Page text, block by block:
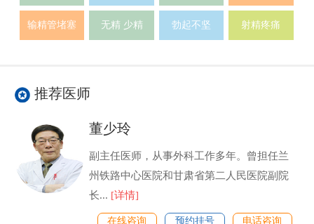
输精管堵塞 无精 少精 勃起不坚 射精疼痛
推荐医师
董少玲
副主任医师，从事外科工作多年。曾担任兰
州铁路中心医院和甘肃省第二人民医院副院
长... [详情]
在线咨询 预约挂号 电话咨询